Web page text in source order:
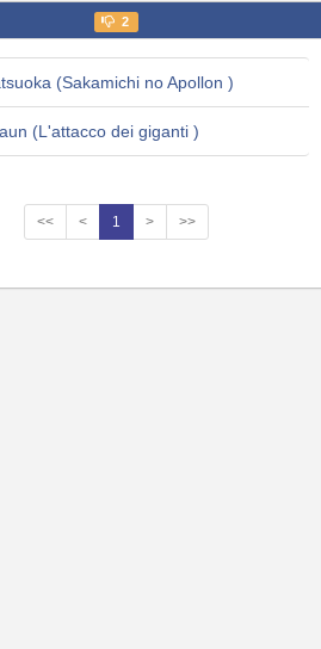
2
(Sakamichi no Apollon )
(L'attacco dei giganti )
<< < 1 > >>